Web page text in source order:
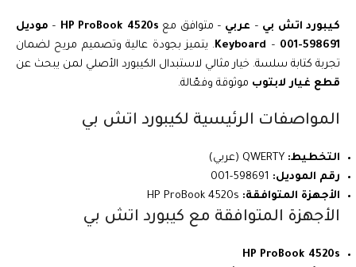
كيبورد اتش بي – عربي – متوافق مع HP ProBook 4520s
– موديل
598691-001
–
Keyboard. يتميز بجودة عالية وتصميم مريح لضمان
تجربة كتابة سلسة. خيار مثالي لاستبدال الكيبورد الأصلي لمن يبحث عن
قطع غيار لابتوب موثوقة وفعّالة.
المواصفات الرئيسية لكيبورد اتش بي
التخطيط:
رقم الموديل:
الأجهزة المتوافقة:
الأجهزة المتوافقة مع كيبورد اتش بي
HP ProBook 4520s